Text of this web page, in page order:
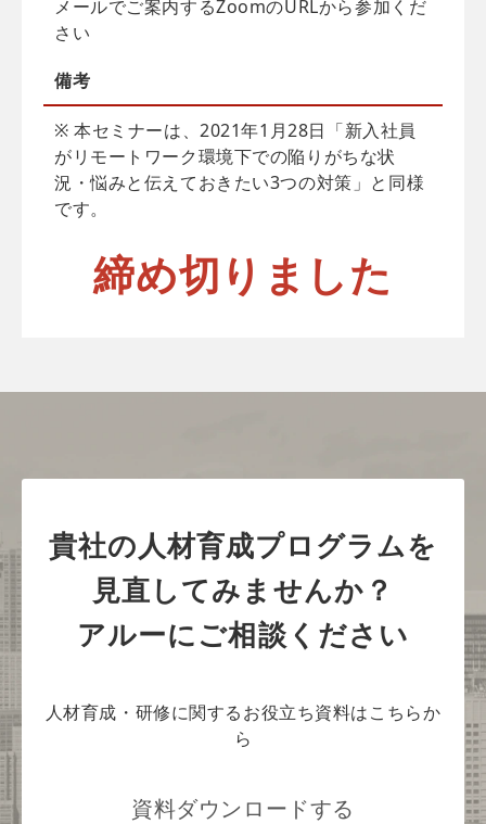
メールでご案内するZoomのURLから参加くだ
さい
備考
※ 本セミナーは、2021年1月28日「新入社員
がリモートワーク環境下での陥りがちな状
況・悩みと伝えておきたい3つの対策」と同様
です。
締め切りました
貴社の人材育成プログラムを
見直してみませんか？
アルーにご相談ください
人材育成・研修に関するお役立ち資料はこちらか
ら
資料ダウンロードする